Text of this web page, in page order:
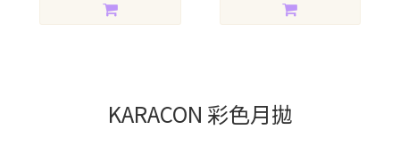
KARACON 彩色月拋